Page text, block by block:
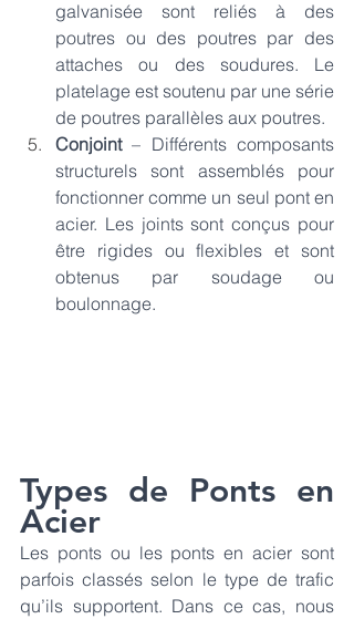
galvanisée sont reliés à des
poutres ou des poutres par des
attaches ou des soudures. Le
platelage est soutenu par une série
de poutres parallèles aux poutres.
Conjoint – Différents composants
structurels sont assemblés pour
fonctionner comme un seul pont en
acier. Les joints sont conçus pour
être rigides ou flexibles et sont
obtenus par soudage ou
boulonnage.
Types de Ponts en
Acier
Les ponts ou les ponts en acier sont
parfois classés selon le type de trafic
qu’ils supportent. Dans ce cas, nous